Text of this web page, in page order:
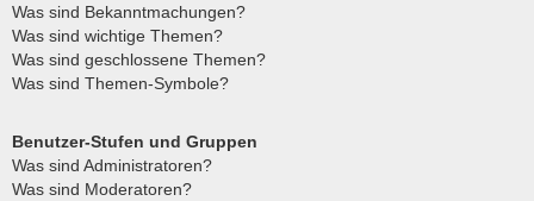
Was sind Bekanntmachungen?
Was sind wichtige Themen?
Was sind geschlossene Themen?
Was sind Themen-Symbole?
Benutzer-Stufen und Gruppen
Was sind Administratoren?
Was sind Moderatoren?